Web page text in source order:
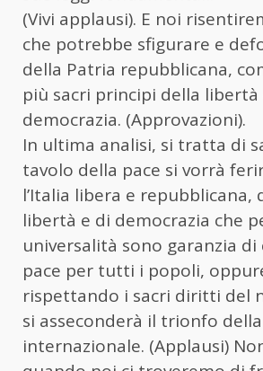
(Vivi applausi). E noi
che potrebbe sfigurare e
della Patria repubblicana,
più sacri principi della libertà
democrazia. (Approvazioni).
In ultima analisi, si tratta di
tavolo della pace si vorrà
l’Italia libera e repubblicana,
libertà e di democrazia che
universalità sono garanzia di
pace per tutti i popoli,
rispettando i sacri diritti del
si asseconderà il trionfo
internazionale. (Applausi)